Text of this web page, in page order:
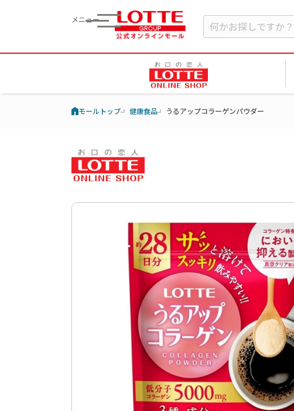
メニュー
モールトップ 健康食品 うるアップコラーゲンパウダー